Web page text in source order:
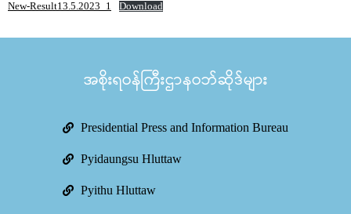
New-Result13.5.2023_1 Download
အစိုးရဝန်ကြီးဌာနဝဘ်ဆိုဒ်များ
Presidential Press and Information Bureau
Pyidaungsu Hluttaw
Pyithu Hluttaw